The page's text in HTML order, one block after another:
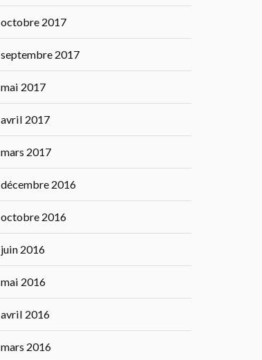
octobre 2017
septembre 2017
mai 2017
avril 2017
mars 2017
décembre 2016
octobre 2016
juin 2016
mai 2016
avril 2016
mars 2016